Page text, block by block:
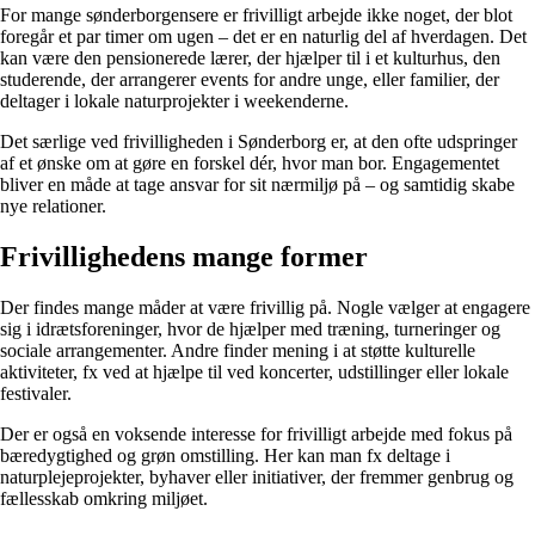
For mange sønderborgensere er frivilligt arbejde ikke noget, der blot
foregår et par timer om ugen – det er en naturlig del af hverdagen. Det
kan være den pensionerede lærer, der hjælper til i et kulturhus, den
studerende, der arrangerer events for andre unge, eller familier, der
deltager i lokale naturprojekter i weekenderne.
Det særlige ved frivilligheden i Sønderborg er, at den ofte udspringer
af et ønske om at gøre en forskel dér, hvor man bor. Engagementet
bliver en måde at tage ansvar for sit nærmiljø på – og samtidig skabe
nye relationer.
Frivillighedens mange former
Der findes mange måder at være frivillig på. Nogle vælger at engagere
sig i idrætsforeninger, hvor de hjælper med træning, turneringer og
sociale arrangementer. Andre finder mening i at støtte kulturelle
aktiviteter, fx ved at hjælpe til ved koncerter, udstillinger eller lokale
festivaler.
Der er også en voksende interesse for frivilligt arbejde med fokus på
bæredygtighed og grøn omstilling. Her kan man fx deltage i
naturplejeprojekter, byhaver eller initiativer, der fremmer genbrug og
fællesskab omkring miljøet.